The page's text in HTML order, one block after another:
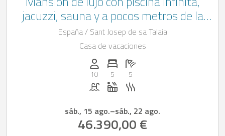
jacuzzi, sauna y a pocos metros de la
playa, situada en la bahía de Cala Jondal,
en Ibiza.
España / Sant Josep de sa Talaia
Casa de vacaciones
Personas (max.): 10
10
Numero de habitaciones: 5
5
Cantidad de baños: 5
5
Piscina Jacuzzi
sáb., 15 ago.–sáb., 22 ago.
46.390,00 €